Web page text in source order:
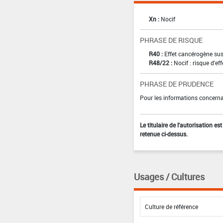
Xn : Nocif
PHRASE DE RISQUE
R40 : Effet cancérogène
R48/22 : Nocif : risque
PHRASE DE PRUDENCE
Pour les informations
Le titulaire de l'autorisation
retenue ci-dessus.
Usages / Cultures